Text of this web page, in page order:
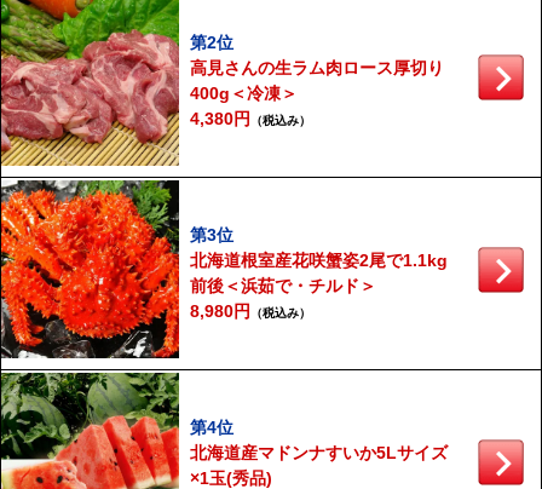
第2位
高見さんの生ラム肉ロース厚切り
400g＜冷凍＞
4,380円
（税込み）
第3位
北海道根室産花咲蟹姿2尾で1.1kg
前後＜浜茹で・チルド＞
8,980円
（税込み）
第4位
北海道産マドンナすいか5Lサイズ
×1玉(秀品)